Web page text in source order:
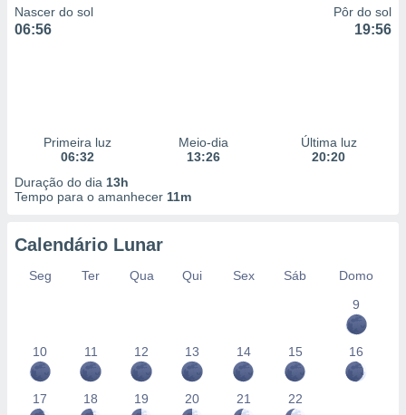
Nascer do sol
06:56
Pôr do sol
19:56
Primeira luz
06:32
Meio-dia
13:26
Última luz
20:20
Duração do dia 13h
Tempo para o amanhecer 11m
Calendário Lunar
Seg Ter Qua Qui Sex Sáb
Domo
9
10 11 12 13 14 15 16
17 18 19 20 21 22